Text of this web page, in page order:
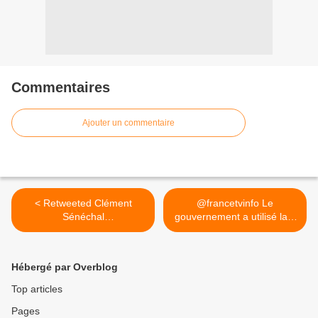
Commentaires
Ajouter un commentaire
< Retweeted Clément
Sénéchal
(@ClemSenechal):
@francetvinfo Le
gouvernement a utilisé la...
>
Hébergé par Overblog
Top articles
Pages